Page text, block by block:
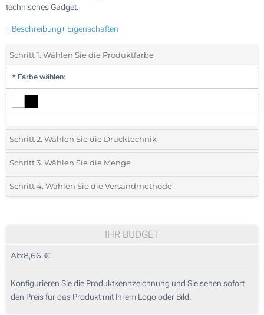
technisches Gadget.
+ Beschreibung+ Eigenschaften
Schritt 1. Wählen Sie die Produktfarbe
* Farbe wählen:
Schritt 2. Wählen Sie die Drucktechnik
*Wählen Sie die Druck- und Farbtechniken für Ihr Logo:
1 Farbig (Vorderseite)
Schritt 3. Wählen Sie die Menge
*Bitte wählen Sie Ihre gewünschte Menge
10
50
Schritt 4. Wählen Sie die Versandmethode
IHR BUDGET
Ab:8,66 €
Konfigurieren Sie die Produktkennzeichnung und Sie sehen sofort
den Preis für das Produkt mit Ihrem Logo oder Bild.